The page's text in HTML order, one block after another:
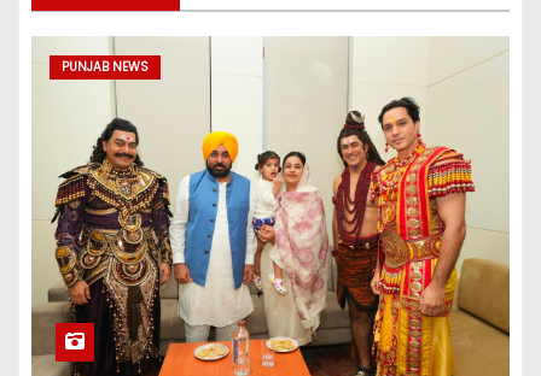
PUNJAB NEWS